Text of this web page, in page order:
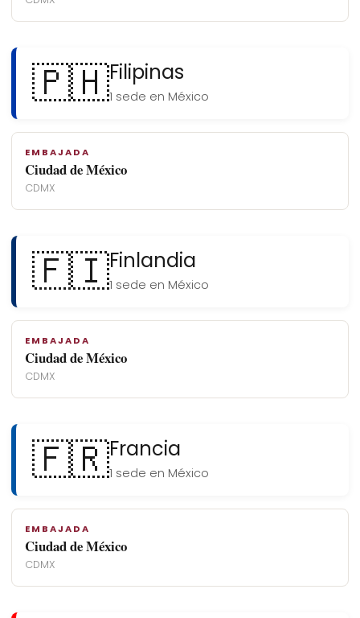
🇵🇭Filipinas
1 sede en México
EMBAJADA
Ciudad de México
CDMX
🇫🇮Finlandia
1 sede en México
EMBAJADA
Ciudad de México
CDMX
🇫🇷Francia
1 sede en México
EMBAJADA
Ciudad de México
CDMX